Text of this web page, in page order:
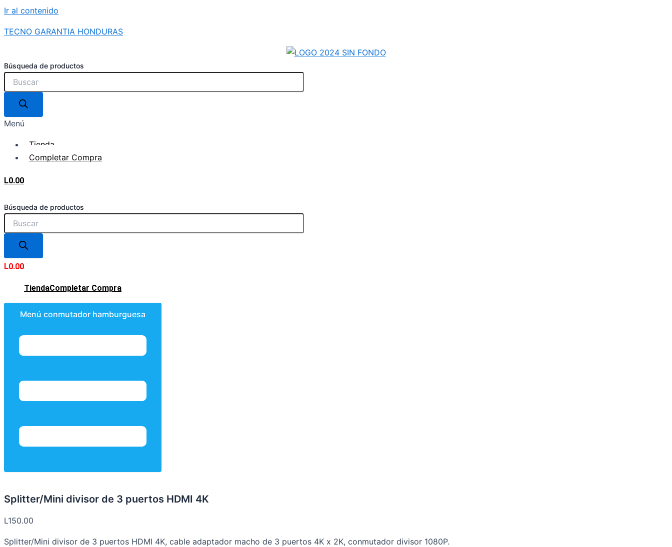
Ir al contenido
TECNO GARANTIA HONDURAS
Búsqueda de productos
Menú
Tienda
Completar Compra
L0.00
Búsqueda de productos
L0.00
TiendaCompletar Compra
Menú conmutador hamburguesa
Splitter/Mini divisor de 3 puertos HDMI 4K
L150.00
Splitter/Mini divisor de 3 puertos HDMI 4K, cable adaptador macho de 3 puertos 4K x 2K, conmutador divisor 1080P.